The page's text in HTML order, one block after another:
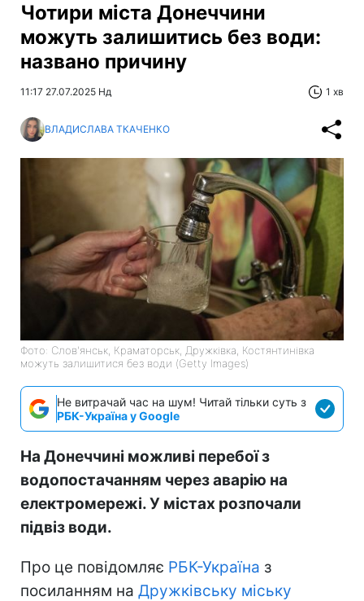
Чотири міста Донеччини
можуть залишитись без води:
названо причину
11:17 27.07.2025 Нд 1 хв
ВЛАДИСЛАВА ТКАЧЕНКО
Фото: Слов'янськ, Краматорськ, Дружківка, Костянтинівка
можуть залишитися без води (Getty Images)
Не витрачай час на шум! Читай тільки суть з
РБК-Україна у Google
На Донеччині можливі перебої з
водопостачанням через аварію на
електромережі. У містах розпочали
підвіз води.
Про це повідомляє РБК-Україна з
посиланням на Дружківську міську